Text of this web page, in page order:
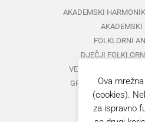
AKADEMSKI
AKADEMSKI
FOLKLORNI
DJEČJI
VETERANI
GRUPA ZA
MUŠKI
Ova
(cookies).
za ispravno